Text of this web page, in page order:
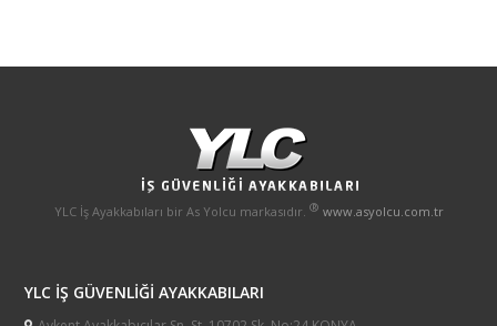
YLC İş Ayakkabıları bir As Yolcu markasıdır. ® www.asyolcu.com.tr
YLC İŞ GÜVENLİĞİ AYAKKABILARI